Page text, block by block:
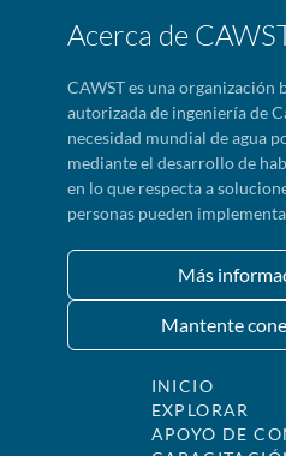
Acerca de
CAWST es una organización
autorizada de ingeniería de
necesidad mundial de agua
mediante el desarrollo de
en lo que respecta a
personas pueden
Más
Mantente
INICIO
EXPLORAR
APOYO DE